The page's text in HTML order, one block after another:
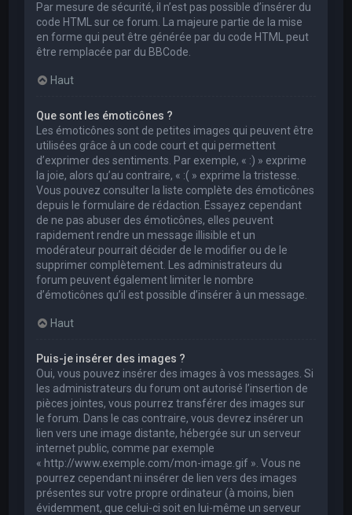
Par mesure de sécurité, il n’est pas possible d’insérer du
code HTML sur ce forum. La majeure partie de la mise
en forme qui peut être générée par du code HTML peut
être remplacée par du BBCode.
Haut
Que sont les émoticônes ?
Les émoticônes sont de petites images qui peuvent être
utilisées grâce à un code court et qui permettent
d’exprimer des sentiments. Par exemple, « :) » exprime
la joie, alors qu’au contraire, « :( » exprime la tristesse.
Vous pouvez consulter la liste complète des émoticônes
depuis le formulaire de rédaction. Essayez cependant
de ne pas abuser des émoticônes, elles peuvent
rapidement rendre un message illisible et un
modérateur pourrait décider de le modifier ou de le
supprimer complètement. Les administrateurs du
forum peuvent également limiter le nombre
d’émoticônes qu’il est possible d’insérer à un message.
Haut
Puis-je insérer des images ?
Oui, vous pouvez insérer des images à vos messages. Si
les administrateurs du forum ont autorisé l’insertion de
pièces jointes, vous pourrez transférer des images sur
le forum. Dans le cas contraire, vous devrez insérer un
lien vers une image distante, hébergée sur un serveur
internet public, comme par exemple
« http://www.exemple.com/mon-image.gif ». Vous ne
pourrez cependant ni insérer de lien vers des images
présentes sur votre propre ordinateur (à moins, bien
évidemment, que celui-ci soit en lui-même un serveur